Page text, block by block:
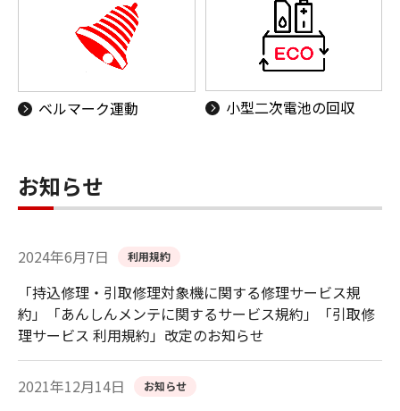
ベルマーク運動 小型二次電池の回収
お知らせ
2024年6月7日 利用規約
「持込修理・引取修理対象機に関する修理サービス規
約」「あんしんメンテに関するサービス規約」「引取修
理サービス 利用規約」改定のお知らせ
2021年12月14日 お知らせ